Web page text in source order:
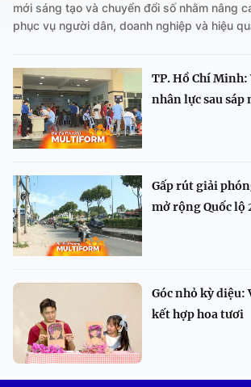
mới sáng tạo và chuyển đổi số nhằm nâng
phục vụ người dân, doanh nghiệp và hiệu
TP. Hồ Chí Minh:
nhân lực sau sáp
Gấp rút giải
mở rộng Quốc lộ
Góc nhỏ kỳ diệu:
kết hợp hoa tươi